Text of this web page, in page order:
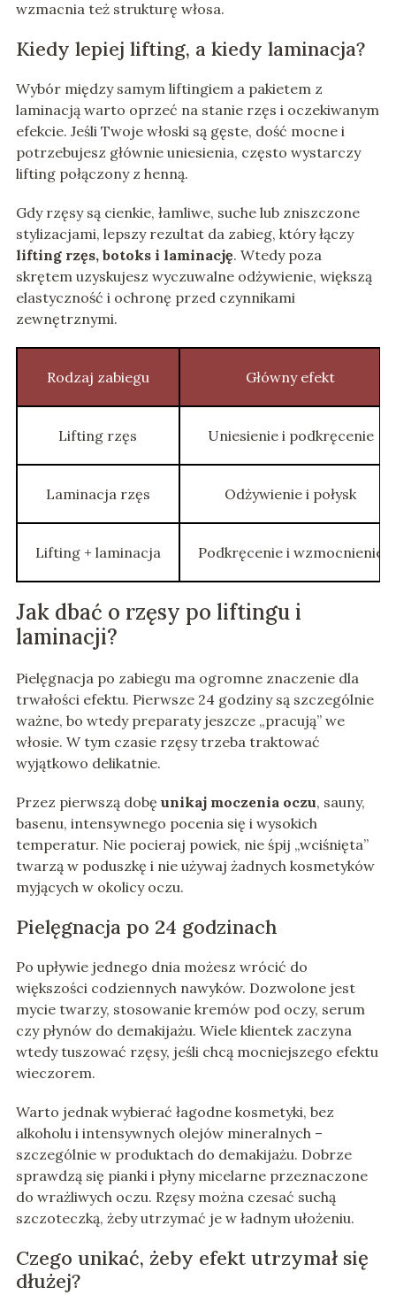
wzmacnia też strukturę włosa.
Kiedy lepiej lifting, a kiedy laminacja?
Wybór między samym liftingiem a pakietem z
laminacją warto oprzeć na stanie rzęs i oczekiwanym
efekcie. Jeśli Twoje włoski są gęste, dość mocne i
potrzebujesz głównie uniesienia, często wystarczy
lifting połączony z henną.
Gdy rzęsy są cienkie, łamliwe, suche lub zniszczone
stylizacjami, lepszy rezultat da zabieg, który łączy
lifting rzęs, botoks i laminację. Wtedy poza
skrętem uzyskujesz wyczuwalne odżywienie, większą
elastyczność i ochronę przed czynnikami
zewnętrznymi.
Rodzaj zabiegu Główny efekt
Lifting rzęs Uniesienie i podkręcenie
Laminacja rzęs Odżywienie i połysk
Lifting + laminacja Podkręcenie i wzmocnienie
Jak dbać o rzęsy po liftingu i
laminacji?
Pielęgnacja po zabiegu ma ogromne znaczenie dla
trwałości efektu. Pierwsze 24 godziny są szczególnie
ważne, bo wtedy preparaty jeszcze „pracują” we
włosie. W tym czasie rzęsy trzeba traktować
wyjątkowo delikatnie.
Przez pierwszą dobę unikaj moczenia oczu, sauny,
basenu, intensywnego pocenia się i wysokich
temperatur. Nie pocieraj powiek, nie śpij „wciśnięta”
twarzą w poduszkę i nie używaj żadnych kosmetyków
myjących w okolicy oczu.
Pielęgnacja po 24 godzinach
Po upływie jednego dnia możesz wrócić do
większości codziennych nawyków. Dozwolone jest
mycie twarzy, stosowanie kremów pod oczy, serum
czy płynów do demakijażu. Wiele klientek zaczyna
wtedy tuszować rzęsy, jeśli chcą mocniejszego efektu
wieczorem.
Warto jednak wybierać łagodne kosmetyki, bez
alkoholu i intensywnych olejów mineralnych –
szczególnie w produktach do demakijażu. Dobrze
sprawdzą się pianki i płyny micelarne przeznaczone
do wrażliwych oczu. Rzęsy można czesać suchą
szczoteczką, żeby utrzymać je w ładnym ułożeniu.
Czego unikać, żeby efekt utrzymał się
dłużej?